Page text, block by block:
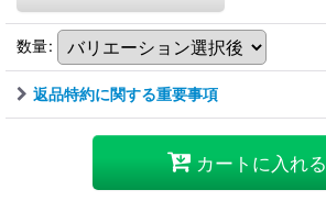
数量:
返品特約に関する重要事項
カートに入れる